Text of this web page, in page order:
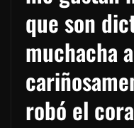
que son
muchacha
robó el